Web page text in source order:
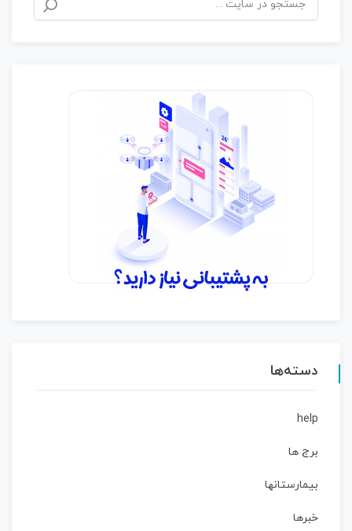
دسته‌ها
help
برج ها
بیمارستانها
خبرها